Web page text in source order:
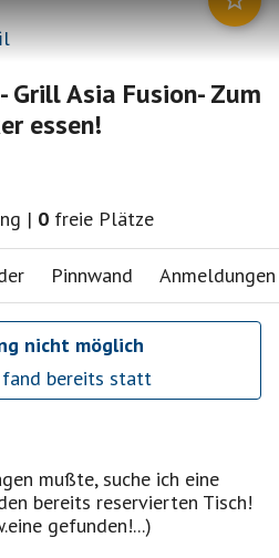
Grill Asia Fusion- Zum
essen!
| 0 freie Plätze
Pinnwand Anmeldungen
nicht möglich
fand bereits statt
mußte, suche ich eine
bereits reservierten Tisch!
gefunden!...)